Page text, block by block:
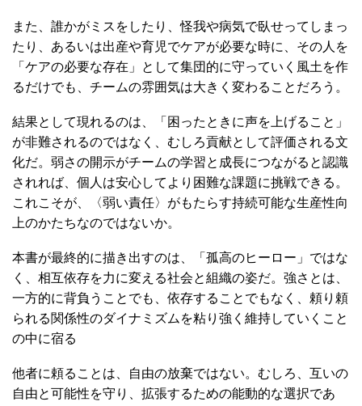
また、誰かがミスをしたり、怪我や病気で臥せってしまっ
たり、あるいは出産や育児でケアが必要な時に、その人を
「ケアの必要な存在」として集団的に守っていく風土を作
るだけでも、チームの雰囲気は大きく変わることだろう。
結果として現れるのは、「困ったときに声を上げること」
が非難されるのではなく、むしろ貢献として評価される文
化だ。弱さの開示がチームの学習と成長につながると認識
されれば、個人は安心してより困難な課題に挑戦できる。
これこそが、〈弱い責任〉がもたらす持続可能な生産性向
上のかたちなのではないか。
本書が最終的に描き出すのは、「孤高のヒーロー」ではな
く、相互依存を力に変える社会と組織の姿だ。強さとは、
一方的に背負うことでも、依存することでもなく、頼り頼
られる関係性のダイナミズムを粘り強く維持していくこと
の中に宿る
他者に頼ることは、自由の放棄ではない。むしろ、互いの
自由と可能性を守り、拡張するための能動的な選択であ